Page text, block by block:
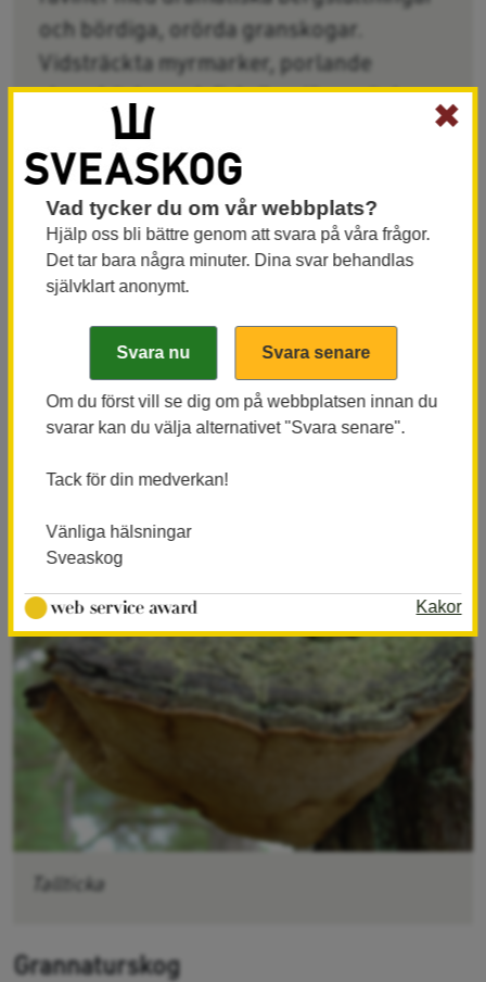
och bördiga, orörda granskogar.
Vidsträckta myrmarker, porlande
skogsbäckar och fiskrika sjöar präglar
också området.
Brandpräglad tallurskog
Tallurskogen Manalainen med nästan 500-åriga
tallar är präglad av upprepade skogsbränder.
kallade brandljud. Manalainen ingår i EU:s nätverk
Natura 2000 över de mest skyddsvärda områdena i
Europa. Här kan man bland annat se den relativt
ovanliga vedsvampen tallticka och den hotade
Tallticka
Grannaturskog
✖
Vad tycker du om vår webbplats?
Hjälp oss bli bättre genom att svara på våra frågor.
Det tar bara några minuter. Dina svar behandlas
självklart anonymt.
Om du först vill se dig om på webbplatsen innan du
svarar kan du välja alternativet "Svara senare".
Tack för din medverkan!
Vänliga hälsningar
Sveaskog
Kakor